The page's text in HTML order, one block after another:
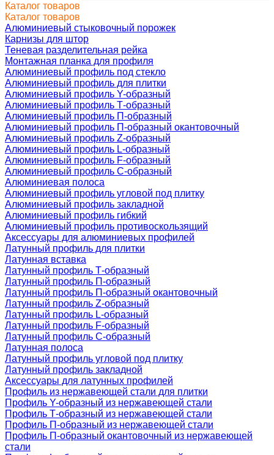
Каталог товаров
Каталог товаров
Алюминиевый стыковочный порожек
Карнизы для штор
Теневая разделительная рейка
Монтажная планка для профиля
Алюминиевый профиль под стекло
Алюминиевый профиль для плитки
Алюминиевый профиль Y-образный
Алюминиевый профиль Т-образный
Алюминиевый профиль П-образный
Алюминиевый профиль П-образный окантовочный
Алюминиевый профиль Z-образный
Алюминиевый профиль L-образный
Алюминиевый профиль F-образный
Алюминиевый профиль C-образный
Алюминиевая полоса
Алюминиевый профиль угловой под плитку
Алюминиевый профиль закладной
Алюминиевый профиль гибкий
Алюминиевый профиль противоскользящий
Аксессуары для алюминиевых профилей
Латунный профиль для плитки
Латунная вставка
Латунный профиль Т-образный
Латунный профиль П-образный
Латунный профиль П-образный окантовочный
Латунный профиль Z-образный
Латунный профиль L-образный
Латунный профиль F-образный
Латунный профиль C-образный
Латунная полоса
Латунный профиль угловой под плитку
Латунный профиль закладной
Аксессуары для латунных профилей
Профиль из нержавеющей стали для плитки
Профиль Y-образный из нержавеющей стали
Профиль Т-образный из нержавеющей стали
Профиль П-образный из нержавеющей стали
Профиль П-образный окантовочный из нержавеющей
стали